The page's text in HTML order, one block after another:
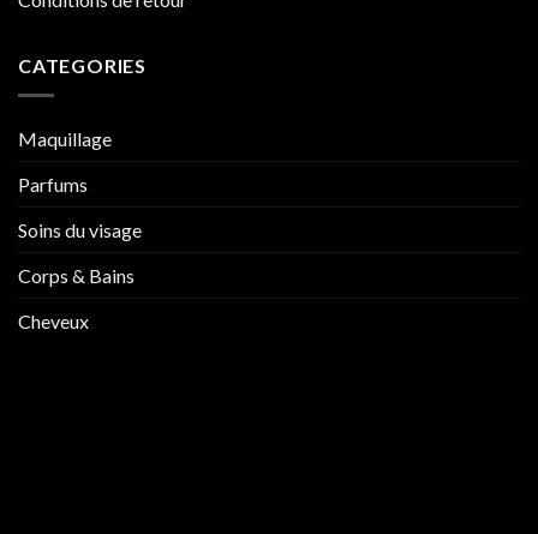
CATEGORIES
Maquillage
Parfums
Soins du visage
Corps & Bains
Cheveux